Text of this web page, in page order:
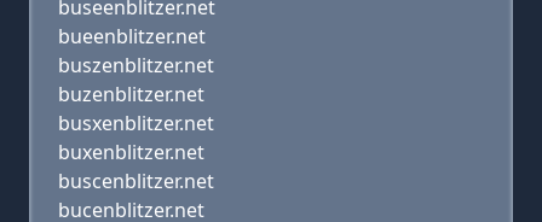
buseenblitzer.net
bueenblitzer.net
buszenblitzer.net
buzenblitzer.net
busxenblitzer.net
buxenblitzer.net
buscenblitzer.net
bucenblitzer.net